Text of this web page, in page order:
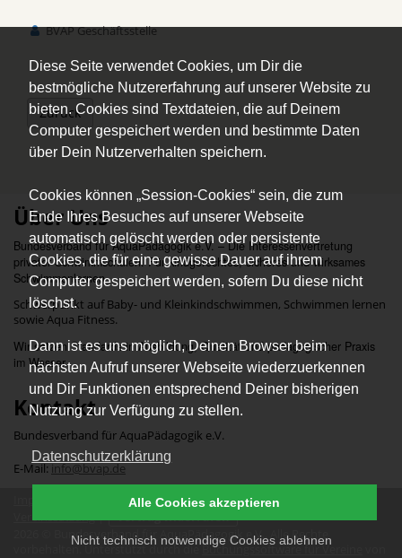
Diese Seite verwendet Cookies, um Dir die
bestmögliche Nutzererfahrung auf unserer Website zu
bieten. Cookies sind Textdateien, die auf Deinem
Computer gespeichert werden und bestimmte Daten
über Dein Nutzerverhalten speichern.
Cookies können „Session-Cookies“ sein, die zum
Ende Ihres Besuches auf unserer Webseite
automatisch gelöscht werden oder persistente
Cookies, die für eine gewisse Dauer auf ihrem
Computer gespeichert werden, sofern Du diese nicht
löschst.
Dann ist es uns möglich, Deinen Browser beim
nächsten Aufruf unserer Webseite wiederzuerkennen
und Dir Funktionen entsprechend Deiner bisherigen
Nutzung zur Verfügung zu stellen.
Datenschutzerklärung
Nicht technisch notwendige Cookies ablehnen
Alle Cookies akzeptieren
BVAP Geschäftsstelle
Zurück
Über Uns
Bundesverband für AquaPädagogik e.V. – Die Interessenvertretung
privater Schwimmschulen. Für kindgerechtes, sicheres und wirksames
Schwimmenlernen.
Schwerpunkt auf Baby- und Kleinkindschwimmen, Schwimmen lernen
sowie Aqua Fitness.
Wir setzen Standards in Ausbildung, Qualität und pädagogischer Praxis
im Wasser.
Kontakt
Bundesverband für AquaPädagogik e.V.
E-Mail: info@bvap.de
Datenschutz |Erklärung zur Barrierefreiheit
Vereinssatzung|
Vertrag widerrufen
2026 © Bundesverband für AquaPädagogik e.V.. Alle Rechte
vorbehalten. Unterstützt durch dieBuchungssoftware für Vereine